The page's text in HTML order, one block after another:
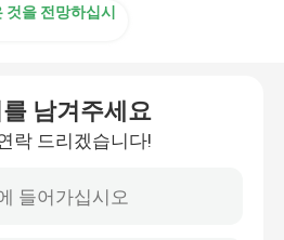
것을 전망하십시
남겨주세요
락 드리겠습니다!